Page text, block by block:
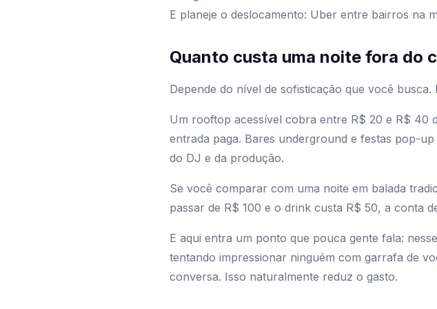
E planeje o deslocamento: Uber entre bairros na
Quanto custa uma noite fora do
Depende do nível de sofisticação que você
Um rooftop acessível cobra entre R$ 20 e R$ 40
entrada paga. Bares underground e festas pop-
do DJ e da produção.
Se você comparar com uma noite em balada
passar de R$ 100 e o drink custa R$ 50, a conta
E aqui entra um ponto que pouca gente fala:
tentando impressionar ninguém com garrafa de
conversa. Isso naturalmente reduz o gasto.